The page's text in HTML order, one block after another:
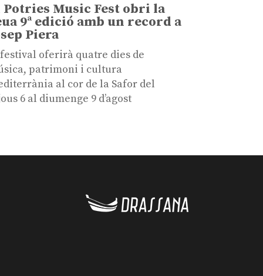
Potries Music Fest obri la
9ª edició amb un record a
Piera
oferirà quatre dies de
patrimoni i cultura
al cor de la Safor del
6 al diumenge 9 d’agost